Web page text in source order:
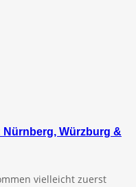
Würzburg &
vielleicht zuerst